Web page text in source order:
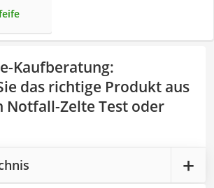
Kaufberatung:
das richtige Produkt aus
Notfall-Zelte Test oder